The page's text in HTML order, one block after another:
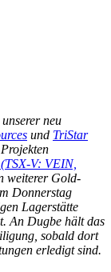
neu
und TriStar
V: VEIN,
weiterer Gold-
Donnerstag
Lagerstätte
An Dugbe hält das
sobald dort
erledigt sind.